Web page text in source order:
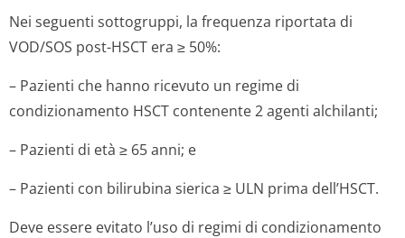
Nei seguenti sottogruppi, la frequenza riportata di
VOD/SOS post-HSCT era ≥ 50%:
– Pazienti che hanno ricevuto un regime di
condizionamento HSCT contenente 2 agenti alchilanti;
– Pazienti di età ≥ 65 anni; e
– Pazienti con bilirubina sierica ≥ ULN prima dell’HSCT.
Deve essere evitato l’uso di regimi di condizionamento